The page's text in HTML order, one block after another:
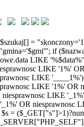
=
if
LIKE
LIKE '1%'
LIKE
LIKE '1%'
LIKE
OR
=